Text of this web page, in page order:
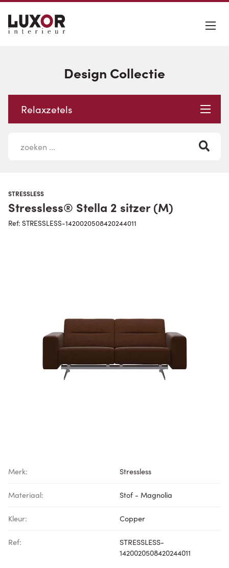
Design Collectie
Relaxzetels
STRESSLESS
Stressless® Stella 2 sitzer (M)
Ref: STRESSLESS-1420020508420244011
Merk: Stressless
Materiaal: Stof - Magnolia
Kleur: Copper
Ref:
STRESSLESS-
1420020508420244011